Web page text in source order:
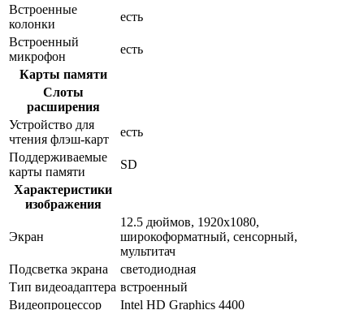
Встроенные
колонки
есть
Встроенный
микрофон
есть
Карты памяти
Слоты
расширения
Устройство для
чтения флэш-карт
есть
Поддерживаемые
карты памяти
SD
Характеристики
изображения
Экран
12.5 дюймов, 1920x1080,
широкоформатный, сенсорный,
мультитач
Подсветка экрана
светодиодная
Тип видеоадаптера встроенный
Видеопроцессор
Intel HD Graphics 4400